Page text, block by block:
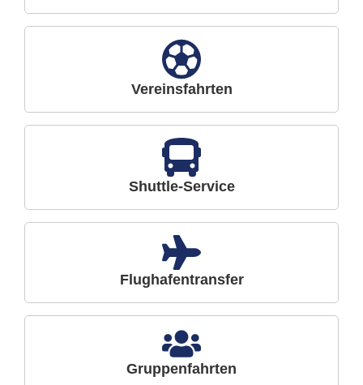
Vereinsfahrten
Shuttle-Service
Flughafentransfer
Gruppenfahrten